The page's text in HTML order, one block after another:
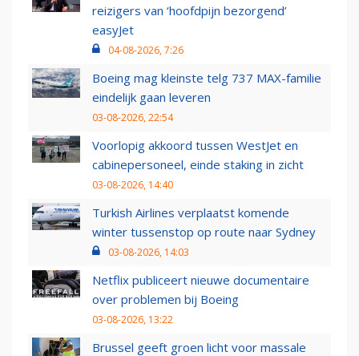
reizigers van ‘hoofdpijn bezorgend’
easyJet
04-08-2026, 7:26
Boeing mag kleinste telg 737 MAX-familie
eindelijk gaan leveren
03-08-2026, 22:54
Voorlopig akkoord tussen WestJet en
cabinepersoneel, einde staking in zicht
03-08-2026, 14:40
Turkish Airlines verplaatst komende
winter tussenstop op route naar Sydney
03-08-2026, 14:03
Netflix publiceert nieuwe documentaire
over problemen bij Boeing
03-08-2026, 13:22
Brussel geeft groen licht voor massale